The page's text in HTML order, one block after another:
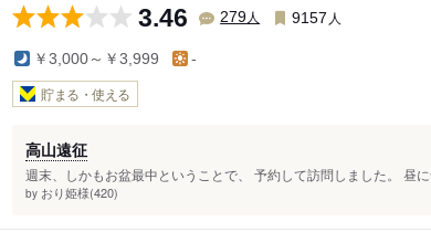
3.46 279人 9157 人
￥3,000～￥3,999 -
貯まる・使える
高山遠征
週末、しかもお盆最中ということで、 予約して訪問しました。 昼
by おり姫様(420)